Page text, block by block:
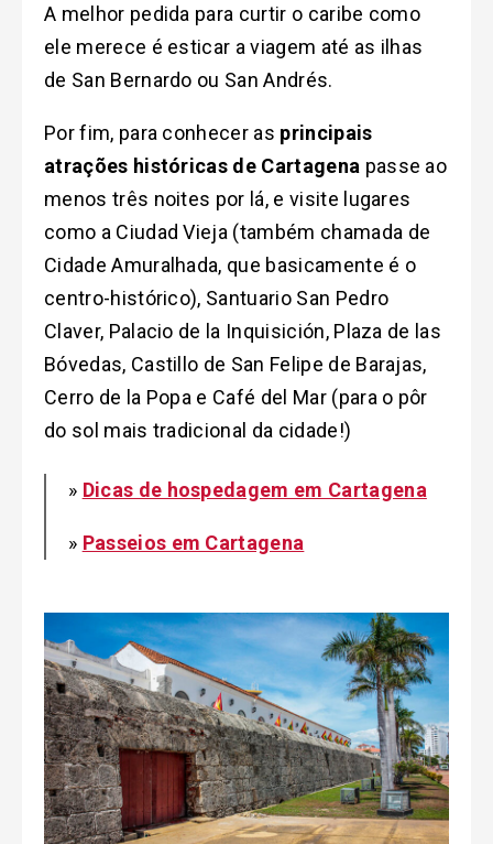
A melhor pedida para curtir o caribe como
ele merece é esticar a viagem até as ilhas
de San Bernardo ou San Andrés.
Por fim, para conhecer as principais
atrações históricas de Cartagena passe ao
menos três noites por lá, e visite lugares
como a Ciudad Vieja (também chamada de
Cidade Amuralhada, que basicamente é o
centro-histórico), Santuario San Pedro
Claver, Palacio de la Inquisición, Plaza de las
Bóvedas, Castillo de San Felipe de Barajas,
Cerro de la Popa e Café del Mar (para o pôr
do sol mais tradicional da cidade!)
» Dicas de hospedagem em Cartagena
» Passeios em Cartagena